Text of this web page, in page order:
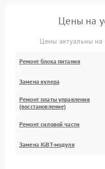
Цены на
Цены актуальны
Ремонт блока питания
Замена кулера
Ремонт платы управления
(восстановление)
Ремонт силовой части
Замена IGBT-модуля